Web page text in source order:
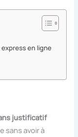
en ligne
justificatif
sans avoir à